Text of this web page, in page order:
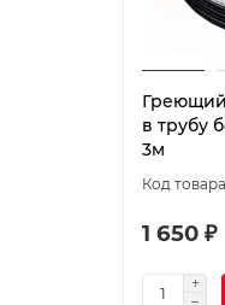
Греющий
в трубу
3м
1 650 ₽